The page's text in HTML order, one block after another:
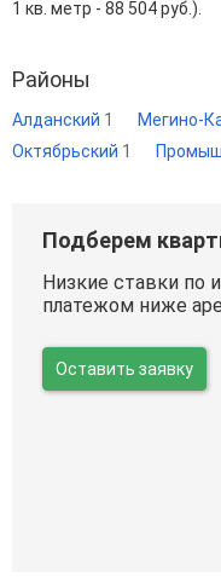
1 кв. метр - 88 504 руб.).
Районы
Алданский 1 Мегино-
Октябрьский 1
Подберем
Низкие ставки по
платежом ниже
Оставить заявку